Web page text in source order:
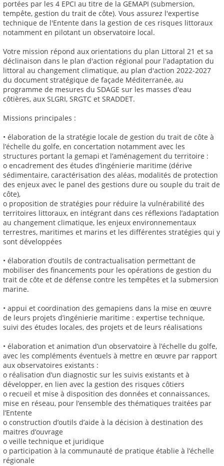
portées par les 4 EPCI au titre de la GEMAPI (submersion,
tempête, gestion du trait de côte). Vous assurez l'expertise
technique de l'Entente dans la gestion de ces risques littoraux
notamment en pilotant un observatoire local.
Votre mission répond aux orientations du plan Littoral 21 et sa
déclinaison dans le plan d'action régional pour l'adaptation du
littoral au changement climatique, au plan d'action 2022-2027
du document stratégique de façade Méditerranée, au
programme de mesures du SDAGE sur les masses d'eau
côtières, aux SLGRI, SRGTC et SRADDET.
Missions principales :
• élaboration de la stratégie locale de gestion du trait de côte à
l’échelle du golfe, en concertation notamment avec les
structures portant la gemapi et l’aménagement du territoire :
o encadrement des études d’ingénierie maritime (dérive
sédimentaire, caractérisation des aléas, modalités de protection
des enjeux avec le panel des gestions dure ou souple du trait de
côte),
o proposition de stratégies pour réduire la vulnérabilité des
territoires littoraux, en intégrant dans ces réflexions l’adaptation
au changement climatique, les enjeux environnementaux
terrestres, maritimes et marins et les différentes stratégies qui y
sont développées
• élaboration d’outils de contractualisation permettant de
mobiliser des financements pour les opérations de gestion du
trait de côte et de défense contre les tempêtes et la submersion
marine.
• appui et coordination des gemapiens dans la mise en œuvre
de leurs projets d’ingénierie maritime : expertise technique,
suivi des études locales, des projets et de leurs réalisations
• élaboration et animation d’un observatoire à l’échelle du golfe,
avec les compléments éventuels à mettre en œuvre par rapport
aux observatoires existants :
o réalisation d’un diagnostic sur les suivis existants et à
développer, en lien avec la gestion des risques côtiers
o recueil et mise à disposition des données et connaissances,
mise en réseau, pour l’ensemble des thématiques traitées par
l’Entente
o construction d’outils d’aide à la décision à destination des
maitres d’ouvrage
o veille technique et juridique
o participation à la communauté de pratique établie à l’échelle
régionale